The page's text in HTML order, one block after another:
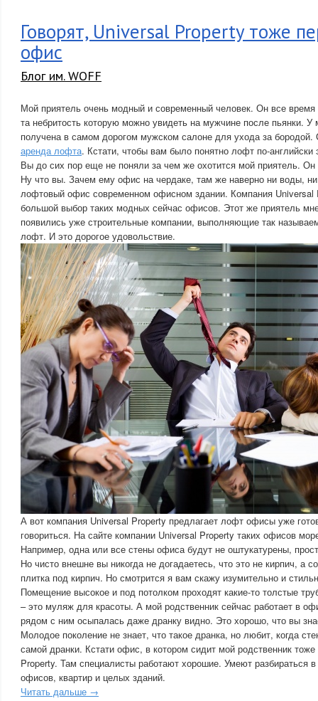
Говорят, Universal Property тоже
офис
Блог им. WOFF
Мой приятель очень модный и современный человек. Он все время
та небритость которую можно увидеть на мужчине после пьянки. У
получена в самом дорогом мужском салоне для ухода за бородой.
аренда лофта. Кстати, чтобы вам было понятно лофт по-английски
Вы до сих пор еще не поняли за чем же охотится мой приятель.
Ну что вы. Зачем ему офис на чердаке, там же наверно ни воды,
лофтовый офис современном офисном здании. Компания Universal
большой выбор таких модных сейчас офисов. Этот же приятель
появились уже строительные компании, выполняющие так
лофт. И это дорогое удовольствие.
А вот компания Universal Property предлагает лофт офисы уже
говориться. На сайте компании Universal Property таких офисов
Например, одна или все стены офиса будут не оштукатурены,
Но чисто внешне вы никогда не догадаетесь, что это не кирпич, а
плитка под кирпич. Но смотрится я вам скажу изумительно и
Помещение высокое и под потолком проходят какие-то толстые
– это муляж для красоты. А мой родственник сейчас работает в
рядом с ним осыпалась даже дранку видно. Это хорошо, что вы
Молодое поколение не знает, что такое дранка, но любит, когда
самой дранки. Кстати офис, в котором сидит мой родственник
Property. Там специалисты работают хорошие. Умеют разбираться
офисов, квартир и целых зданий.
Читать дальше →